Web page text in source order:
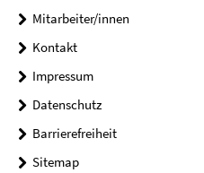
Mitarbeiter/innen
Kontakt
Impressum
Datenschutz
Barrierefreiheit
Sitemap